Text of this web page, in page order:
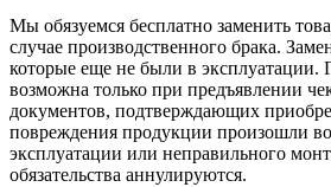
Мы обязуемся бесплатно заменить
случае производственного брака.
которые еще не были в эксплуатации.
возможна только при предъявлении
документов, подтверждающих
повреждения продукции произошли
эксплуатации или неправильного
обязательства аннулируются.